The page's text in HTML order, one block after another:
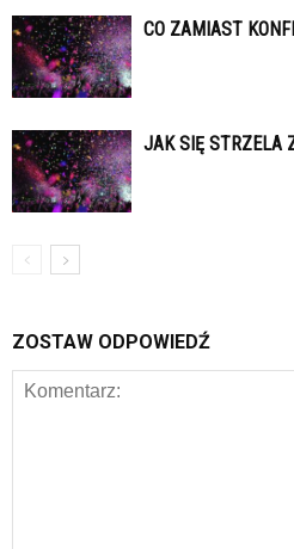
CO ZAMIAST
JAK SIĘ STRZELA
ZOSTAW ODPOWIEDŹ